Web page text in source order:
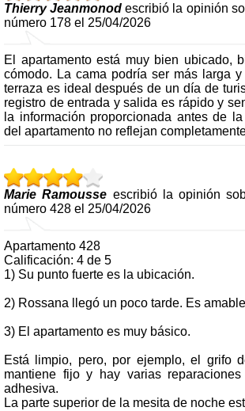
Thierry Jeanmonod escribió la opinión
número 178 el 25/04/2026
El apartamento está muy bien ubicado,
cómodo. La cama podría ser más larga
terraza es ideal después de un día de
registro de entrada y salida es rápido y
la información proporcionada antes de
del apartamento no reflejan
Marie Ramousse escribió la opinión
número 428 el 25/04/2026
Apartamento 428
Calificación: 4 de 5
1) Su punto fuerte es la ubicación.
2) Rossana llegó un poco tarde. Es
3) El apartamento es muy básico.
Está limpio, pero, por ejemplo, el grifo
mantiene fijo y hay varias
adhesiva.
La parte superior de la mesita de noche